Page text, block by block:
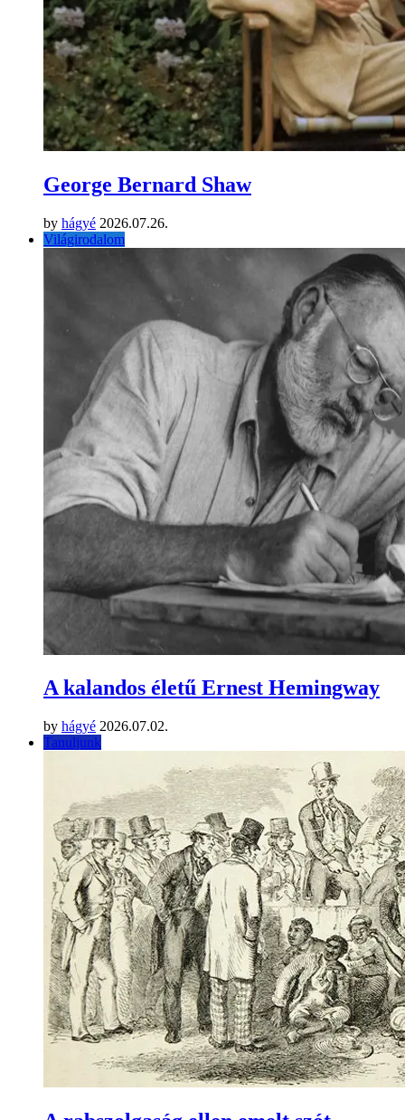
George Bernard Shaw
by hágyé 2026.07.26.
Világirodalom
A kalandos életű Ernest Hemingway
by hágyé 2026.07.02.
Tanuljunk